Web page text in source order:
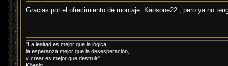
Gracias por el ofrecimiento de montaje Kaosone22 , pero ya no
"La lealtad es mejor que la lógica,
la esperanza mejor que la desesperación,
y crear es mejor que destruir"